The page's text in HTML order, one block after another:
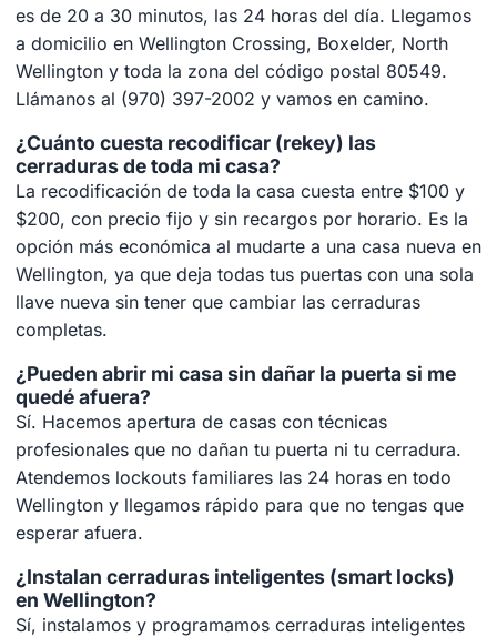
es de 20 a 30 minutos, las 24 horas del día. Llegamos
a domicilio en Wellington Crossing, Boxelder, North
Wellington y toda la zona del código postal 80549.
Llámanos al (970) 397-2002 y vamos en camino.
¿Cuánto cuesta recodificar (rekey) las
cerraduras de toda mi casa?
La recodificación de toda la casa cuesta entre $100 y
$200, con precio fijo y sin recargos por horario. Es la
opción más económica al mudarte a una casa nueva en
Wellington, ya que deja todas tus puertas con una sola
llave nueva sin tener que cambiar las cerraduras
completas.
¿Pueden abrir mi casa sin dañar la puerta si me
quedé afuera?
Sí. Hacemos apertura de casas con técnicas
profesionales que no dañan tu puerta ni tu cerradura.
Atendemos lockouts familiares las 24 horas en todo
Wellington y llegamos rápido para que no tengas que
esperar afuera.
¿Instalan cerraduras inteligentes (smart locks)
en Wellington?
Sí, instalamos y programamos cerraduras inteligentes